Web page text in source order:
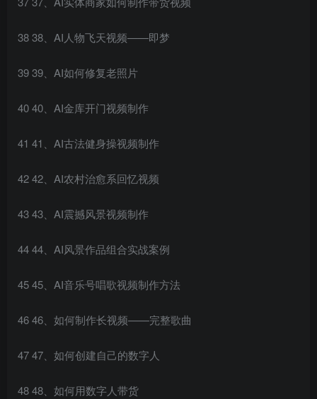
38 38、AI人物飞天视频——即梦
39 39、AI如何修复老照片
40 40、AI金库开门视频制作
41 41、AI古法健身操视频制作
42 42、AI农村治愈系回忆视频
43 43、AI震撼风景视频制作
44 44、AI风景作品组合实战案例
45 45、AI音乐号唱歌视频制作方法
46 46、如何制作长视频——完整歌曲
47 47、如何创建自己的数字人
48 48、如何用数字人带货